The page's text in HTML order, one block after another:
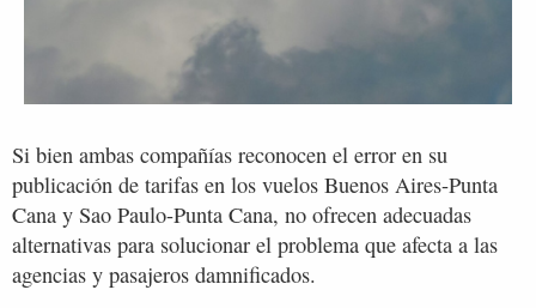
Si bien ambas compañías reconocen el error en su
publicación de tarifas en los vuelos Buenos Aires-Punta
Cana y Sao Paulo-Punta Cana, no ofrecen adecuadas
alternativas para solucionar el problema que afecta a las
agencias y pasajeros damnificados.